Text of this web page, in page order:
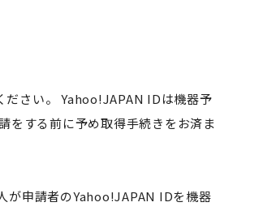
ださい。 Yahoo!JAPAN IDは機器予
をする前に予め取得手続きをお済ま
が申請者のYahoo!JAPAN IDを機器